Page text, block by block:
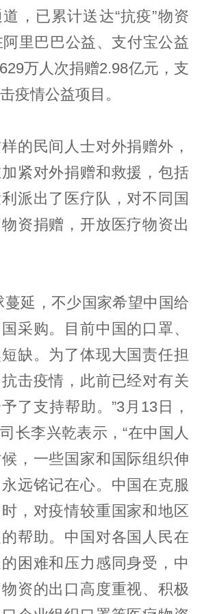
，已累计送达“抗疫”物资
里巴巴公益、支付宝公益
万人次捐赠2.98亿元，支
疫情公益项目。
的民间人士对外捐赠外，
紧对外捐赠和救援，包括
派出了医疗队，对不同国
资捐赠，开放医疗物资出
蔓延，不少国家希望中国给
采购。目前中国的口罩、
缺。为了体现大国责任担
击疫情，此前已经对有关
了支持帮助。”3月13日，
长李兴乾表示，“在中国人
，一些国家和国际组织伸
远铭记在心。中国在克服
，对疫情较重国家和地区
帮助。中国对各国人民在
困难和压力感同身受，中
资的出口高度重视、积极